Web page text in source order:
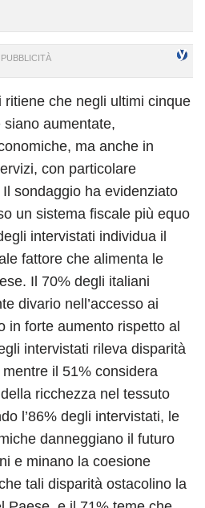
che negli ultimi cinque
aumentate,
ma anche in
con particolare
sondaggio ha evidenziato
un sistema fiscale più equo
intervistati individua il
fattore che alimenta le
Il 70% degli italiani
divario nell’accesso ai
in forte aumento rispetto al
intervistati rileva disparità
il 51% considera
ricchezza nel tessuto
l’86% degli intervistati, le
danneggiano il futuro
e minano la coesione
tali disparità ostacolino la